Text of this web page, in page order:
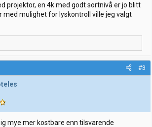
projektor, en 4k med godt sortnivå er jo blitt
med mulighet for lyskontroll ville jeg valgt
#3
mye mer kostbare enn tilsvarende